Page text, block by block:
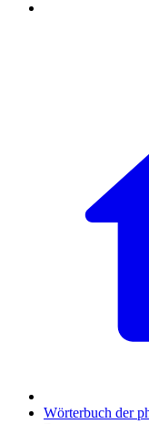
Wörterbuch der